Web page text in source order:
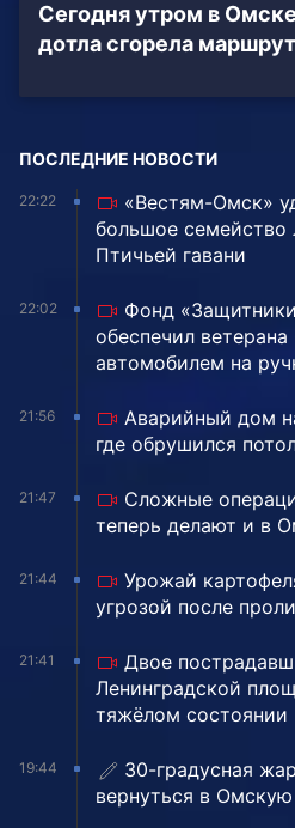
Сегодня утром в
дотла сгорела
ПОСЛЕДНИЕ НОВОСТИ
22:22
«Вестям-Омск»
большое семейство
Птичьей гавани
22:02
Фонд
обеспечил
автомобилем на
21:56
Аварийный дом
где обрушился
21:47
Сложные
теперь делают и в
21:44
Урожай
угрозой после
21:41
Двое
Ленинградской
тяжёлом состоянии
19:44
30-градусная
вернуться в Омскую